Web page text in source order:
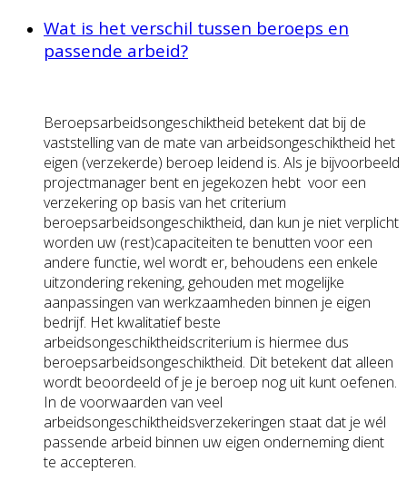
Wat is het verschil tussen beroeps en
passende arbeid?
Beroepsarbeidsongeschiktheid betekent dat bij de
vaststelling van de mate van arbeidsongeschiktheid het
eigen (verzekerde) beroep leidend is. Als je bijvoorbeeld
projectmanager bent en jegekozen hebt voor een
verzekering op basis van het criterium
beroepsarbeidsongeschiktheid, dan kun je niet verplicht
worden uw (rest)capaciteiten te benutten voor een
andere functie, wel wordt er, behoudens een enkele
uitzondering rekening, gehouden met mogelijke
aanpassingen van werkzaamheden binnen je eigen
bedrijf. Het kwalitatief beste
arbeidsongeschiktheidscriterium is hiermee dus
beroepsarbeidsongeschiktheid. Dit betekent dat alleen
wordt beoordeeld of je je beroep nog uit kunt oefenen.
In de voorwaarden van veel
arbeidsongeschiktheidsverzekeringen staat dat je wél
passende arbeid binnen uw eigen onderneming dient
te accepteren.